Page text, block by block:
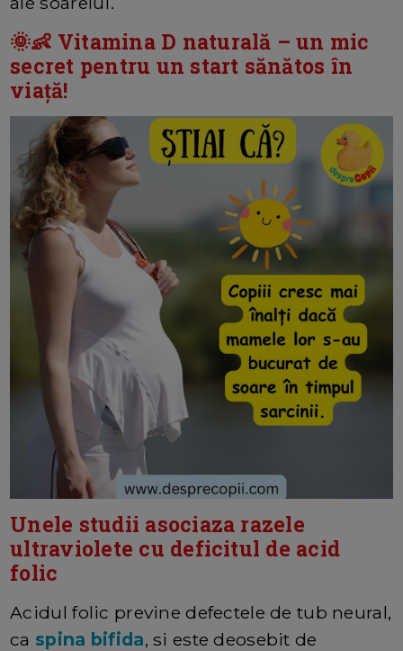
🌞👶 Vitamina D naturală – un mic
secret pentru un start sănătos în
viață!
Unele studii asociaza razele
ultraviolete cu deficitul de acid
folic
Acidul folic previne defectele de tub neural,
ca spina bifida, si este deosebit de